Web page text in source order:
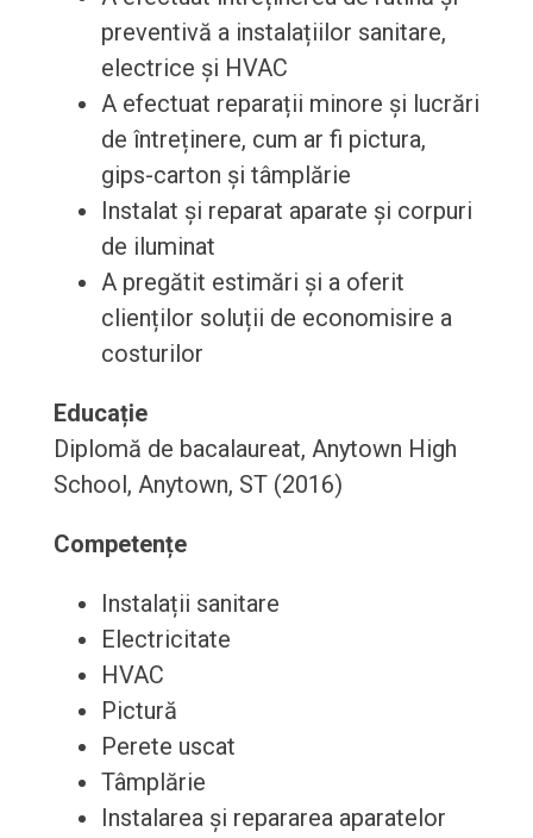
preventivă a instalațiilor sanitare,
electrice și HVAC
A efectuat reparații minore și lucrări
de întreținere, cum ar fi pictura,
gips-carton și tâmplărie
Instalat și reparat aparate și corpuri
de iluminat
A pregătit estimări și a oferit
clienților soluții de economisire a
costurilor
Educație
Diplomă de bacalaureat, Anytown High
School, Anytown, ST (2016)
Competențe
Instalații sanitare
Electricitate
HVAC
Pictură
Perete uscat
Tâmplărie
Instalarea și repararea aparatelor